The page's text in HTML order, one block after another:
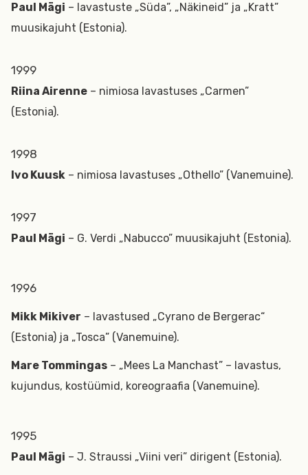
Paul Mägi – lavastuste „Süda”, „Näkineid” ja „Kratt”
muusikajuht (Estonia).
1999
Riina Airenne – nimiosa lavastuses „Carmen”
(Estonia).
1998
Ivo Kuusk – nimiosa lavastuses „Othello” (Vanemuine).
1997
Paul Mägi – G. Verdi „Nabucco” muusikajuht (Estonia).
1996
Mikk Mikiver – lavastused „Cyrano de Bergerac“
(Estonia) ja „Tosca” (Vanemuine).
Mare Tommingas – „Mees La Manchast” – lavastus,
kujundus, kostüümid, koreograafia (Vanemuine).
1995
Paul Mägi – J. Straussi „Viini veri” dirigent (Estonia).